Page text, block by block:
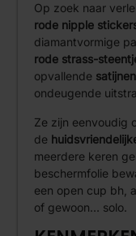
Op zoek naar
rode nipple
diamantvormige
rode strass-
opvallende
ondeugende
Ze zijn eenvoudig
de
meerdere keren
beschermfolie
een open cup bh,
of gewoon… solo.